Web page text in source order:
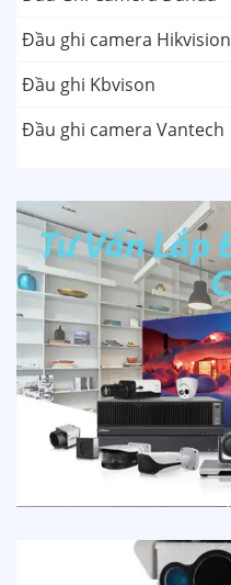
Đầu ghi camera Hikvision
Đầu ghi Kbvison
Đầu ghi camera Vantech